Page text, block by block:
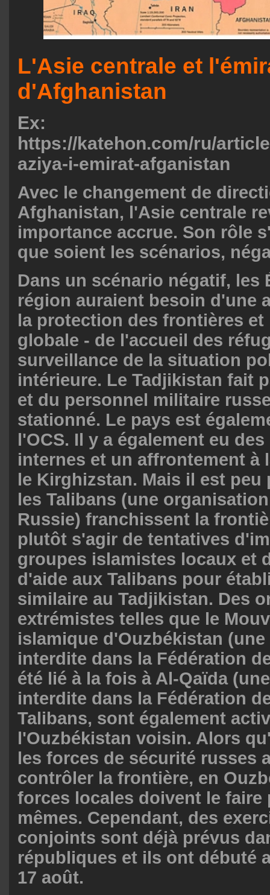
L'Asie centrale et
d'Afghanistan
Ex:
https://katehon.com/ru/
aziya-i-emirat-afganistan
Avec le changement de
Afghanistan, l'Asie centrale
importance accrue. Son rôle
que soient les scénarios,
Dans un scénario négatif, les
région auraient besoin d'une
la protection des frontières et
globale - de l'accueil des
surveillance de la situation
intérieure. Le Tadjikistan fait
et du personnel militaire
stationné. Le pays est
l'OCS. Il y a également eu
internes et un affrontement à
le Kirghizstan. Mais il est peu
les Talibans (une
Russie) franchissent la
plutôt s'agir de tentatives
groupes islamistes locaux et
d'aide aux Talibans pour
similaire au Tadjikistan. Des
extrémistes telles que le
islamique d'Ouzbékistan
interdite dans la Fédération
été lié à la fois à Al-Qaïda
interdite dans la Fédération
Talibans, sont également
l'Ouzbékistan voisin. Alors
les forces de sécurité russes
contrôler la frontière, en
forces locales doivent le faire
mêmes. Cependant, des
conjoints sont déjà prévus
républiques et ils ont débuté
17 août.